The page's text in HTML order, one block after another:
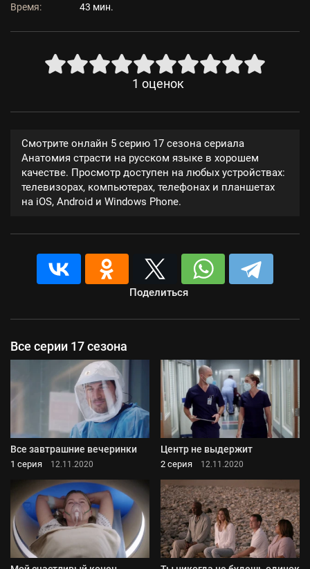
Время:
43 мин.
1 оценок
Смотрите онлайн 5 серию 17 сезона сериала
Анатомия страсти на русском языке в хорошем
качестве. Просмотр доступен на любых устройствах:
телевизорах, компьютерах, телефонах и планшетах
на iOS, Android и Windows Phone.
Поделиться
Все серии 17 сезона
Все завтрашние вечеринки
1 серия 12.11.2020
Центр не выдержит
2 серия 12.11.2020